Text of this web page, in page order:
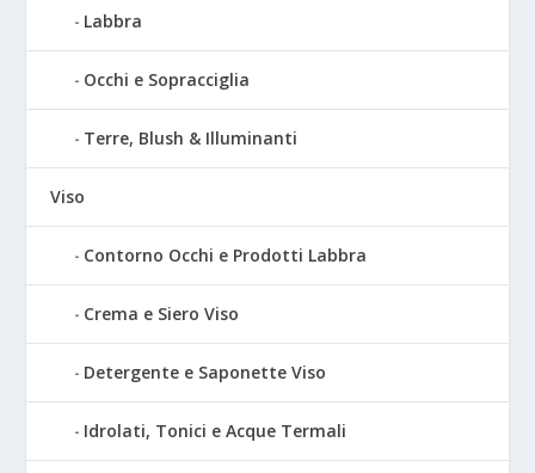
Labbra
Occhi e Sopracciglia
Terre, Blush & Illuminanti
Viso
Contorno Occhi e Prodotti Labbra
Crema e Siero Viso
Detergente e Saponette Viso
Idrolati, Tonici e Acque Termali